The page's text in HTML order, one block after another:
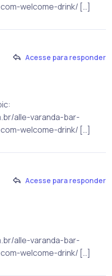
welcome-drink/ […]
Acesse para responder
alle-varanda-bar-
welcome-drink/ […]
Acesse para responder
alle-varanda-bar-
welcome-drink/ […]